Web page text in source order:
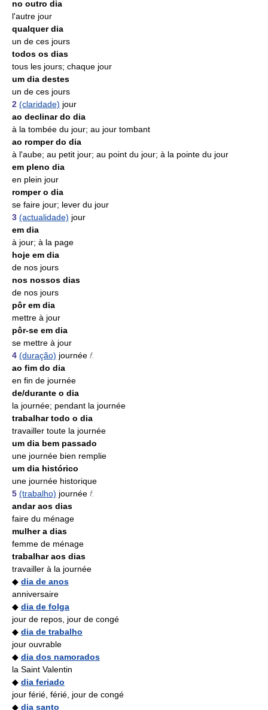
no outro dia
l'autre jour
qualquer dia
un de ces jours
todos os dias
tous les jours; chaque jour
um dia destes
un de ces jours
2 (claridade) jour
ao declinar do dia
à la tombée du jour; au jour tombant
ao romper do dia
à l'aube; au petit jour; au point du jour; à la pointe du jour
em pleno dia
en plein jour
romper o dia
se faire jour; lever du jour
3 (actualidade) jour
em dia
à jour; à la page
hoje em dia
de nos jours
nos nossos dias
de nos jours
pôr em dia
mettre à jour
pôr-se em dia
se mettre à jour
4 (duração) journée f.
ao fim do dia
en fin de journée
de/durante o dia
la journée; pendant la journée
trabalhar todo o dia
travailler toute la journée
um dia bem passado
une journée bien remplie
um dia histórico
une journée historique
5 (trabalho) journée f.
andar aos dias
faire du ménage
mulher a dias
femme de ménage
trabalhar aos dias
travailler à la journée
◆ dia de anos
anniversaire
◆ dia de folga
jour de repos, jour de congé
◆ dia de trabalho
jour ouvrable
◆ dia dos namorados
la Saint Valentin
◆ dia feriado
jour férié, férié, jour de congé
◆ dia santo